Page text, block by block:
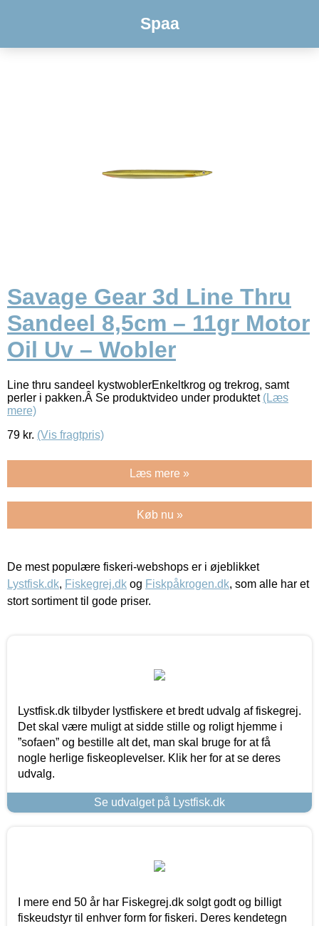
Spaa
Savage Gear 3d Line Thru
Sandeel 8,5cm – 11gr Motor
Oil Uv – Wobler
Line thru sandeel kystwoblerEnkeltkrog og trekrog, samt
perler i pakken.Â Se produktvideo under produktet (Læs
mere)
79 kr. (Vis fragtpris)
Læs mere »
Køb nu »
De mest populære fiskeri-webshops er i øjeblikket
Lystfisk.dk, Fiskegrej.dk og Fiskpåkrogen.dk, som alle har et
stort sortiment til gode priser.
Lystfisk.dk tilbyder lystfiskere et bredt udvalg af fiskegrej.
Det skal være muligt at sidde stille og roligt hjemme i
”sofaen” og bestille alt det, man skal bruge for at få
nogle herlige fiskeoplevelser. Klik her for at se deres
udvalg.
Se udvalget på Lystfisk.dk
I mere end 50 år har Fiskegrej.dk solgt godt og billigt
fiskeudstyr til enhver form for fiskeri. Deres kendetegn